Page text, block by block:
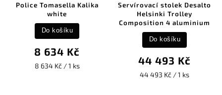
Police Tomasella Kalika
white
8 634 Kč
8 634 Kč / 1 ks
Do košíku
Servírovací stolek Desalto
Helsinki Trolley
Composition 4 aluminium
44 493 Kč
44 493 Kč / 1 ks
Do košíku